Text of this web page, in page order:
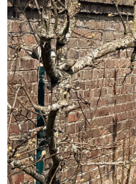
agréable pièce de vie
coté la salle à manger et de
Un WC indépendant est
la possibilité d'aménager une
complément. Une pièce
d'envisager facilement la
de plain-pied, idéale pour une
bureau ou une chambre d'amis.
Au 1er étage, la maison
ainsi que d'une salle de bain
Au 2ème étage, vous trouverez
chambre, offrant un espace
Les + : Quartier recherché;
Proximité centre-ville et
Maison idéale pour un premier